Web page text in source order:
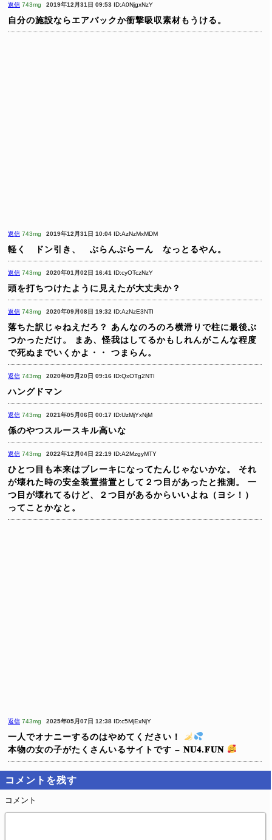
返信 743mg 2019年12月31日 09:53 ID:A0NjgxNzY
自分の施設ならエアバックか衝撃吸収素材もうける。
返信 743mg 2019年12月31日 10:04 ID:AzNzMxMDM
軽く ドン引き、 ぶらんぶらーん なっとるやん。
返信 743mg 2020年01月02日 16:41 ID:cyOTczNzY
頭を打ちつけたように見えたが大丈夫か？
返信 743mg 2020年09月08日 19:32 ID:AzNzE3NTI
落ちた訳じゃねえだろ？
あんなのろのろ横滑りで柱に最後ぶ
つかっただけ。
まあ、怪我はしてるかもしれんがこんな程度
で死ぬまでいくかよ・・
つまらん。
返信 743mg 2020年09月20日 09:16 ID:QxOTg2NTI
ハングドマン
返信 743mg 2021年05月06日 00:17 ID:UzMjYxNjM
係のやつスルースキル高いな
返信 743mg 2022年12月04日 22:19 ID:A2MzgyMTY
ひとつ目も本来はブレーキになってたんじゃないかな。
それ
が壊れた時の安全装置措置として２つ目があったと推測。
一
つ目が壊れてるけど、２つ目があるからいいよね（ヨシ！）
ってことかなと。
返信 743mg 2025年05月07日 12:38 ID:c5MjExNjY
一人でオナニーするのはやめてください！
本物の女の子がたくさんいるサイトです – 𝐍𝐔𝟒.𝐅𝐔𝐍
コメントを残す
コメント